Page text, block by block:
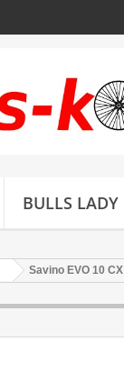
BULLS LADY
Savino EVO 10 CX